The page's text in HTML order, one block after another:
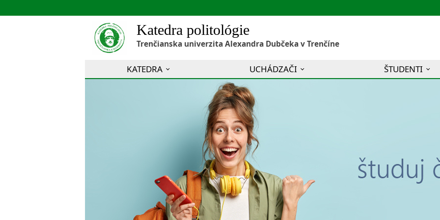
Katedra politológie
Trenčianska univerzita Alexandra Dubčeka v Trenčíne
KATEDRA UCHÁDZAČI ŠTUDENTI